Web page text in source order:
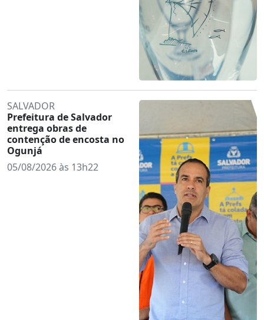
SALVADOR
Prefeitura de Salvador
entrega obras de
contenção de encosta no
Ogunjá
05/08/2026 às 13h22